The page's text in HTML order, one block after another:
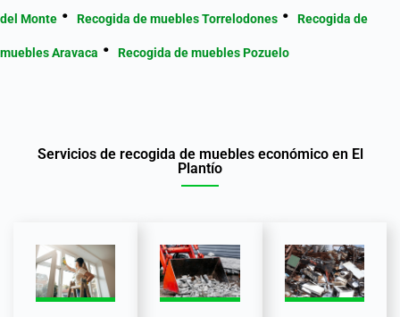
del Monte Recogida de muebles Torrelodones Recogida de
muebles Aravaca Recogida de muebles Pozuelo
Servicios de recogida de muebles económico en El
Plantío